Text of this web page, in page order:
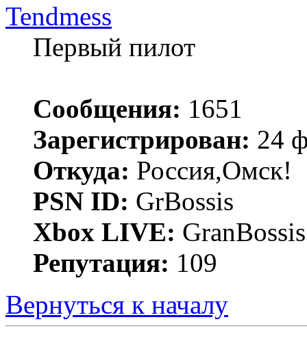
Tendmess
Первый пилот
Сообщения: 1651
Зарегистрирован: 24
Откуда: Россия,Омск!
PSN ID: GrBossis
Xbox LIVE: GranBossis
Репутация: 109
Вернуться к началу